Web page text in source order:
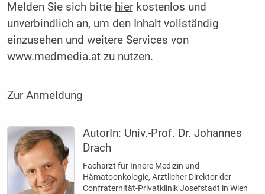
Melden Sie sich bitte hierkostenlos und
unverbindlich an, um den Inhalt vollständig
einzusehen und weitere Services von
www.medmedia.at zu nutzen.
Zur Anmeldung
AutorIn: Univ.-Prof. Dr. Johannes
Drach
Facharzt für Innere Medizin und
Hämatoonkologie, Ärztlicher Direktor der
Confraternität-Privatklinik Josefstadt in Wien